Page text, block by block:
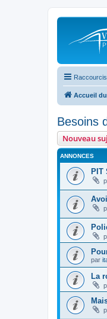
Raccourcis
Accueil
Besoins
Nouveau
ANNONCES
PIT
par
La